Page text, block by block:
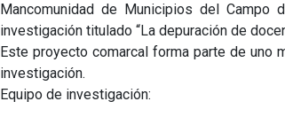
Mancomunidad de Municipios del
investigación titulado “La depuración de
Este proyecto comarcal forma parte de uno
investigación.
Equipo de investigación: